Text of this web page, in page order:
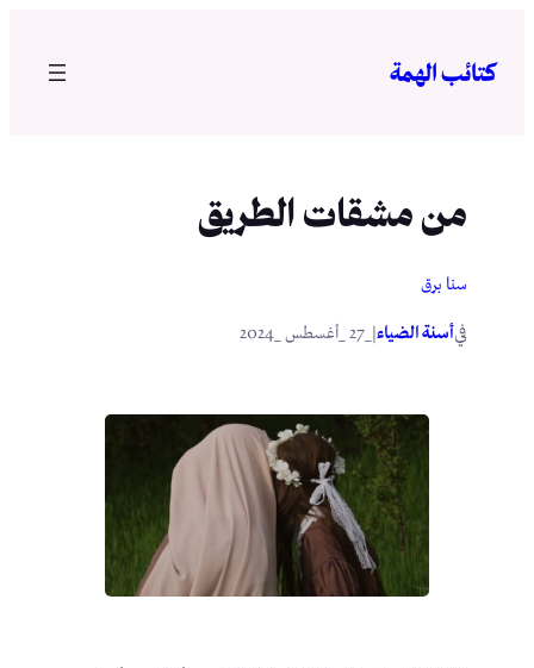
المحتوى
كتائب الهمة
من مشقات الطريق
سنا برق
فيأسنة الضياء